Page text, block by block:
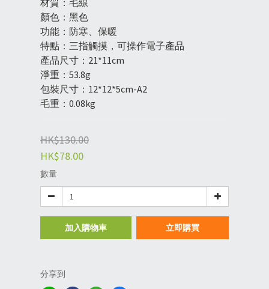
材質：毛線
顏色：黑色
功能：防寒、保暖
特點：三指觸摸，可操作電子產品
產品尺寸：21*11cm
淨重：53.8g
包裝尺寸：12*12*5cm-A2
毛重：0.08kg
HK$130.00
HK$78.00
數量
加入購物車 立即購買
分享到